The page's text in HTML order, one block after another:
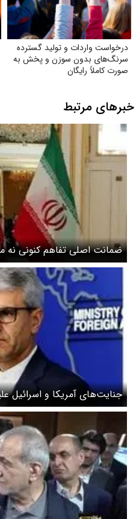
درخواست واردات و تولید گسترده
سرنگ‌های بدون سوزن و پخش به
صورت کاملاً رایگان
خبرهای مرتبط
ضمانت اصلی تفاهم کنونی نه
پرهزینه جنگ برای طرفین است
جنایت‌های آمریکا و اسرائیل
مسئولیت هر نقض عهد بر